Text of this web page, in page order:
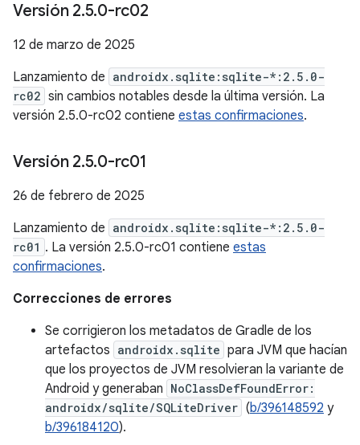
Versión 2.5.0-rc02
12 de marzo de 2025
Lanzamiento de androidx.sqlite:sqlite-*:2.5.0-
rc02 sin cambios notables desde la última versión. La
versión 2.5.0-rc02 contiene estas confirmaciones.
Versión 2.5.0-rc01
26 de febrero de 2025
Lanzamiento de androidx.sqlite:sqlite-*:2.5.0-
rc01 . La versión 2.5.0-rc01 contiene estas
confirmaciones.
Correcciones de errores
Se corrigieron los metadatos de Gradle de los
artefactos androidx.sqlite para JVM que hacían
que los proyectos de JVM resolvieran la variante de
Android y generaban NoClassDefFoundError:
androidx/sqlite/SQLiteDriver (b/396148592 y
b/396184120).